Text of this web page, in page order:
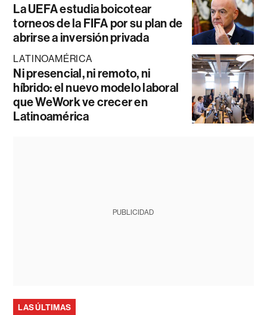
La UEFA estudia boicotear
torneos de la FIFA por su plan de
abrirse a inversión privada
LATINOAMÉRICA
Ni presencial, ni remoto, ni
híbrido: el nuevo modelo laboral
que WeWork ve crecer en
Latinoamérica
PUBLICIDAD
LAS ÚLTIMAS